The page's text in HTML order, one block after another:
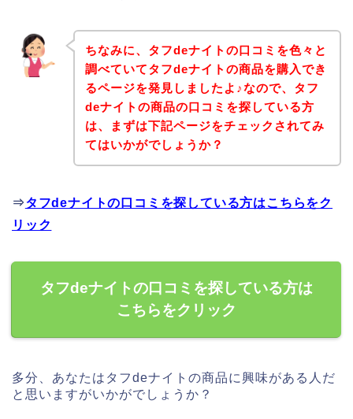
ちなみに、タフdeナイトの口コミを色々と
調べていてタフdeナイトの商品を購入でき
るページを発見しましたよ♪なので、タフ
deナイトの商品の口コミを探している方
は、まずは下記ページをチェックされてみ
てはいかがでしょうか？
⇒タフdeナイトの口コミを探している方はこちらをク
リック
タフdeナイトの口コミを探している方は
こちらをクリック
多分、あなたはタフdeナイトの商品に興味がある人だ
と思いますがいかがでしょうか？